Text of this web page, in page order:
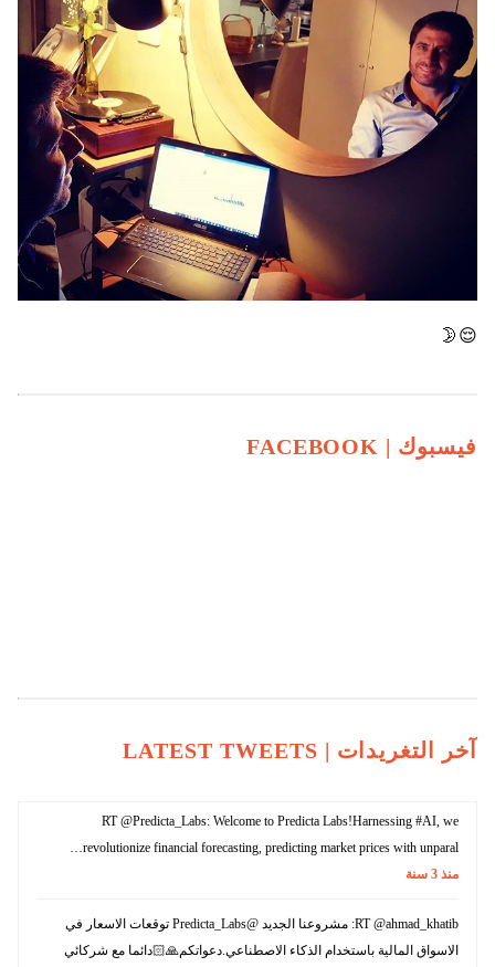
😌🌛
فيسبوك | FACEBOOK
آخر التغريدات | LATEST TWEETS
RT @Predicta_Labs: Welcome to Predicta Labs!Harnessing #AI, we
revolutionize financial forecasting, predicting market prices with unparal…
منذ 3 سنة
RT @ahmad_khatib: مشروعنا الجديد @Predicta_Labs توقعات الاسعار في
الاسواق المالية باستخدام الذكاء الاصطناعي.دعواتكم🙏🏻دائما مع شركائي